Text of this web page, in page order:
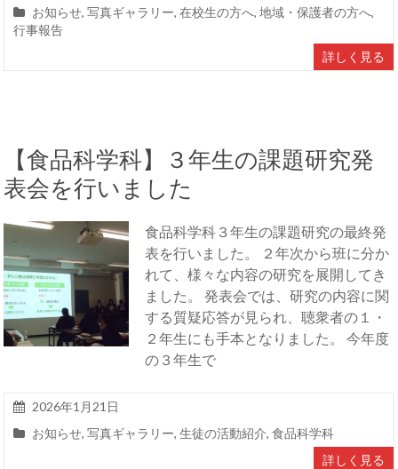
お知らせ,写真ギャラリー,在校生の方へ,地域・保護者の方へ,
行事報告
詳しく見る
【食品科学科】３年生の課題研究発
表会を行いました
食品科学科３年生の課題研究の最終発
表を行いました。 ２年次から班に分か
れて、様々な内容の研究を展開してき
ました。 発表会では、研究の内容に関
する質疑応答が見られ、聴衆者の１・
２年生にも手本となりました。 今年度
の３年生で
2026年1月21日
お知らせ,写真ギャラリー,生徒の活動紹介,食品科学科
詳しく見る